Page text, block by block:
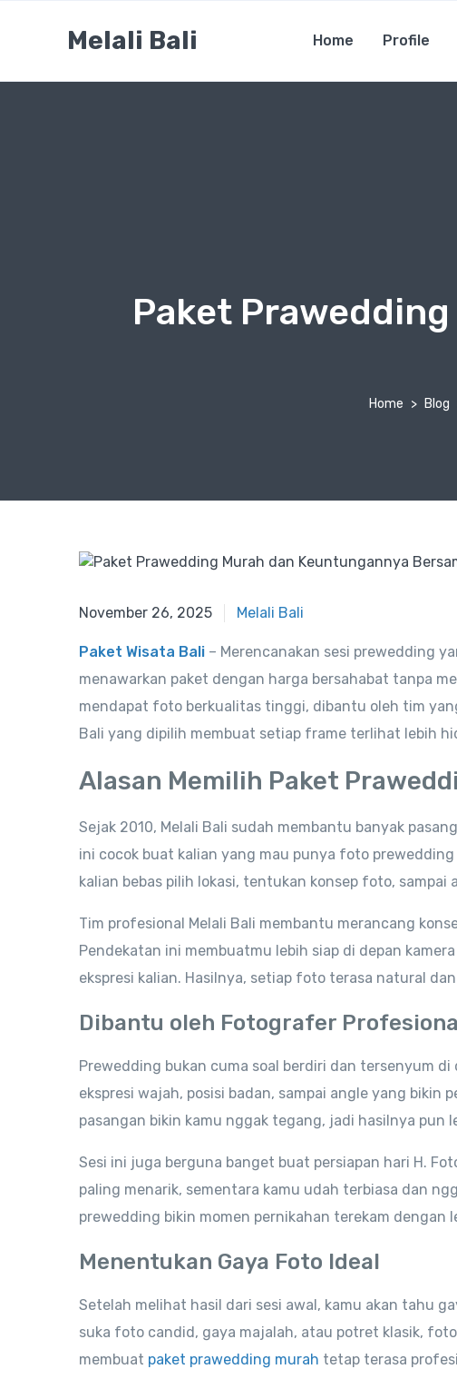
Melali Bali Home Profile
Paket
Home Blog
November 27, 2025
November 26, 2025 Melali Bali
Paket Wisata Bali – Merencanakan sesi prewedding
menawarkan paket dengan harga bersahabat tanpa
mendapat foto berkualitas tinggi, dibantu oleh tim
Bali yang dipilih membuat setiap frame terlihat lebih
Alasan Memilih Paket
Sejak 2010, Melali Bali sudah membantu banyak
ini cocok buat kalian yang mau punya foto
kalian bebas pilih lokasi, tentukan konsep foto,
Tim profesional Melali Bali membantu merancang
Pendekatan ini membuatmu lebih siap di depan
ekspresi kalian. Hasilnya, setiap foto terasa natural
Dibantu oleh Fotografer
Prewedding bukan cuma soal berdiri dan tersenyum
ekspresi wajah, posisi badan, sampai angle yang bikin
pasangan bikin kamu nggak tegang, jadi hasilnya pun
Sesi ini juga berguna banget buat persiapan hari H.
paling menarik, sementara kamu udah terbiasa dan
prewedding bikin momen pernikahan terekam dengan
Menentukan Gaya Foto Ideal
Setelah melihat hasil dari sesi awal, kamu akan tahu
suka foto candid, gaya majalah, atau potret klasik,
membuat paket prawedding murah tetap terasa